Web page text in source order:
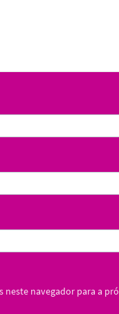
neste navegador para a